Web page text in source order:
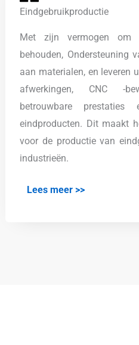
Eindgebruikproductie
Met zijn vermogen om
behouden, Ondersteuning
aan materialen, en leveren
afwerkingen, CNC -
betrouwbare
eindproducten. Dit maakt
voor de productie van
industrieën.
Lees meer >>